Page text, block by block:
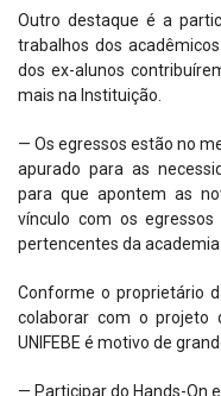
Outro destaque é a
trabalhos dos
dos ex-alunos
mais na Instituição.
— Os egressos estão no
apurado para as
para que apontem as
vínculo com os
pertencentes da academia
Conforme o proprietário
colaborar com o projeto
UNIFEBE é motivo de
— Participar do Hands-On